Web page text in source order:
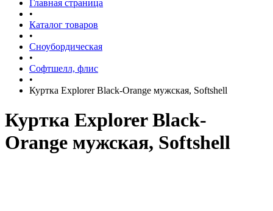
Главная страница
•
Каталог товаров
•
Сноубордическая
•
Софтшелл, флис
•
Куртка Explorer Black-Orange мужская, Softshell
Куртка Explorer Black-
Orange мужская, Softshell